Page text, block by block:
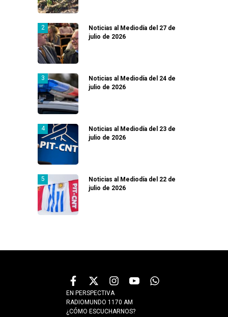
Noticias al Mediodía del 27 de
julio de 2026
Noticias al Mediodía del 24 de
julio de 2026
Noticias al Mediodía del 23 de
julio de 2026
Noticias al Mediodía del 22 de
julio de 2026
EN PERSPECTIVA
RADIOMUNDO 1170 AM
¿CÓMO ESCUCHARNOS?